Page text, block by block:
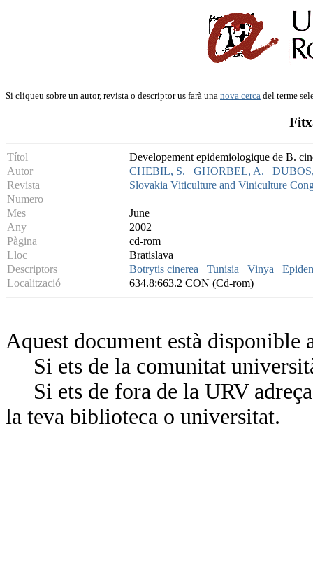
Si cliqueu sobre un autor, revista o descriptor us farà una nova cerca del terme
Títol
Developement epidemiologique de B.
Autor
CHEBIL, S. GHORBEL, A.
Revista
Slovakia Viticulture and Viniculture
Numero
Mes
June
Any
2002
Pàgina
cd-rom
Lloc
Bratislava
Descriptors
Botrytis cinerea Tunisia Vinya
Localització
634.8:663.2 CON (Cd-rom)
Aquest document està
Si ets de la comunitat
Si ets de fora de la URV
la teva biblioteca o universitat.